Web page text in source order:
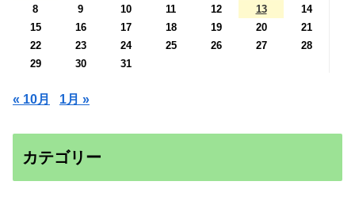
8
9 10 11 12 13
14
15
16 17 18 19 20
21
22
23 24 25 26 27
28
29
30 31
« 10月 1月 »
カテゴリー